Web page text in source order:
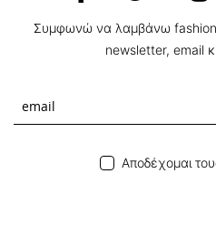
Συμφωνώ να λαμβάνω fashion
newsletter, email
Αποδέχομαι